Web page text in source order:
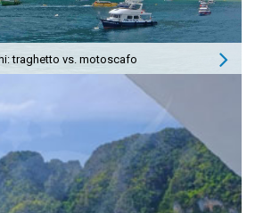
traghetto vs. motoscafo